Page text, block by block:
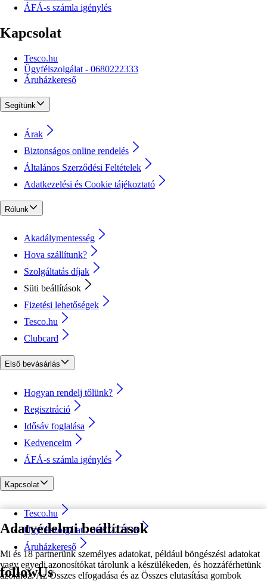
Adatvédelmi beállítások
Mi és 18 partnerünk személyes adatokat, például böngészési adatokat
vagy egyedi azonosítókat tárolunk a készülékeden, és hozzáférhetünk
azokhoz. Az Összes elfogadása és az Összes elutasítása gombok
ÁFÁ-s számla igénylés
Kapcsolat
Tesco.hu
Ügyfélszolgálat - 0680222333
Áruházkereső
Segítünk
Árak
Biztonságos online rendelés
Általános Szerződési Feltételek
Adatkezelési és Cookie tájékoztató
Rólunk
Akadálymentesség
Hova szállítunk?
Szolgáltatás díjak
Süti beállítások
Fizetési lehetőségek
Tesco.hu
Clubcard
Első bevásárlás
Hogyan rendelj tőlünk?
Regisztráció
Idősáv foglalása
Kedvenceim
ÁFÁ-s számla igénylés
Kapcsolat
Tesco.hu
Ügyfélszolgálat - 0680222333
Áruházkereső
followUs